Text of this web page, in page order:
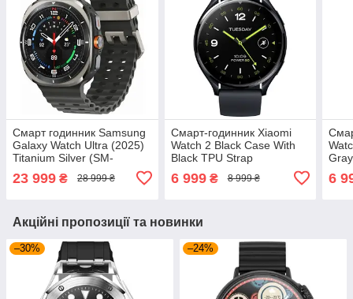
Смарт годинник Samsung
Galaxy Watch Ultra (2025)
Titanium Silver (SM-
23 999 ₴ 28 999 ₴
Смарт-годинник Xiaomi
Watch 2 Black Case With
Black TPU Strap
6 999₴ 8 999 ₴ 6
Акційні пропозиції та новинки
–30% –24%